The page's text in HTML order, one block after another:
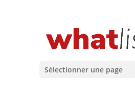
Sélectionner une page